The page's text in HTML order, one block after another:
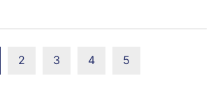
2 3 4 5